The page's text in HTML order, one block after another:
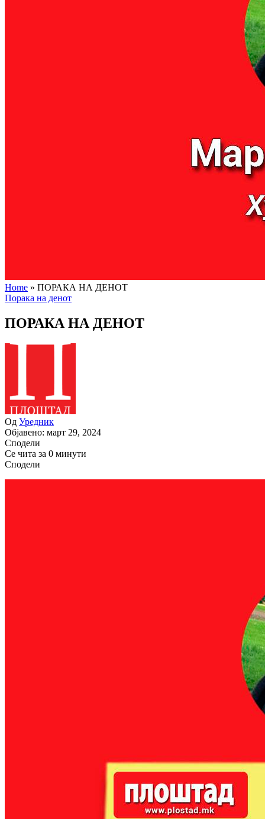
Home » ПОРАКА НА ДЕНОТ
Порака на денот
ПОРАКА НА ДЕНОТ
Од Уредник
Објавено: март 29, 2024
Сподели
Се чита за 0 минути
Сподели